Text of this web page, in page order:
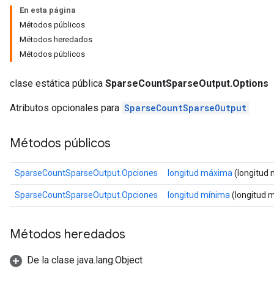
En esta página
Métodos públicos
Métodos heredados
Métodos públicos
clase estática pública SparseCountSparseOutput.Options
Atributos opcionales para SparseCountSparseOutput
Métodos públicos
SparseCountSparseOutput.Opciones longitud máxima (longitud
SparseCountSparseOutput.Opciones longitud mínima (longitud
Métodos heredados
De la clase java.lang.Object